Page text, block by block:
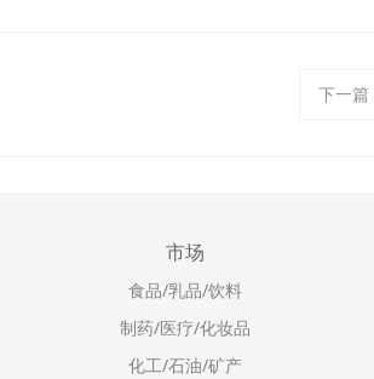
下一篇
市场
食品/乳品/饮料
制药/医疗/化妆品
化工/石油/矿产